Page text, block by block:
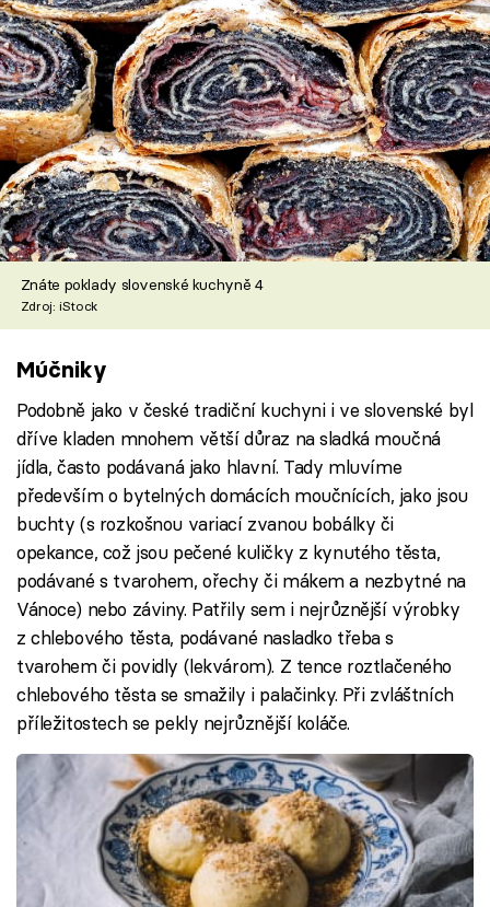
Znáte poklady slovenské kuchyně 4
Zdroj: iStock
Múčniky
Podobně jako v české tradiční kuchyni i ve slovenské byl
dříve kladen mnohem větší důraz na sladká moučná
jídla, často podávaná jako hlavní. Tady mluvíme
především o bytelných domácích moučnících, jako jsou
buchty (s rozkošnou variací zvanou bobálky či
opekance, což jsou pečené kuličky z kynutého těsta,
podávané s tvarohem, ořechy či mákem a nezbytné na
Vánoce) nebo záviny. Patřily sem i nejrůznější výrobky
z chlebového těsta, podávané nasladko třeba s
tvarohem či povidly (lekvárom). Z tence roztlačeného
chlebového těsta se smažily i palačinky. Při zvláštních
příležitostech se pekly nejrůznější koláče.